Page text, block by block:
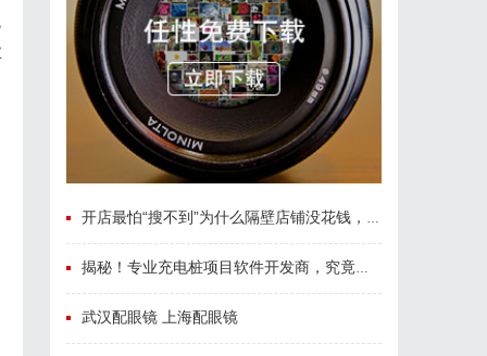
开店最怕“搜不到”为什么隔壁店铺没花钱，ai却天天给他免费派单？
揭秘！专业充电桩项目软件开发商，究竟藏着哪些行业秘诀？
武汉配眼镜 上海配眼镜